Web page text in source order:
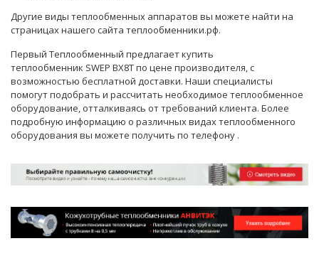
Другие виды теплообменных аппаратов вы можете найти на
страницах нашего сайта теплообменники.рф.
Первый Теплообменный предлагает купить
теплообменник SWEP BX8T по цене производителя, с
возможностью бесплатной доставки. Наши специалисты
помогут подобрать и рассчитать необходимое теплообменное
оборудование, отталкиваясь от требований клиента. Более
подробную информацию о различных видах теплообменного
оборудования вы можете получить по телефону .